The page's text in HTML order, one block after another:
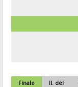
Finale II. del